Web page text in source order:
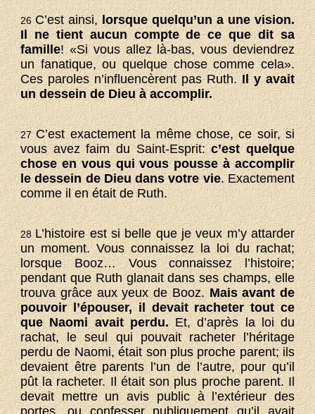
26C’est ainsi,lorsque quelqu’un a une vision.
Il ne tient aucun compte de ce que dit sa
famille! «Si vous allez là-bas, vous deviendrez
un fanatique, ou quelque chose comme cela».
Ces paroles n’influencèrent pas Ruth.Il y avait
un dessein de Dieu à accomplir.
27C’est exactement la même chose, ce soir, si
vous avez faim du Saint-Esprit:c’est quelque
chose en vous qui vous pousse à accomplir
le dessein de Dieu dans votre vie. Exactement
comme il en était de Ruth.
28L’histoire est si belle que je veux m’y attarder
un moment. Vous connaissez la loi du rachat;
lorsque Booz… Vous connaissez l’histoire;
pendant que Ruth glanait dans ses champs, elle
trouva grâce aux yeux de Booz.Mais avant de
pouvoir l’épouser, il devait racheter tout ce
que Naomi avait perdu.Et, d’après la loi du
rachat, le seul qui pouvait racheter l’héritage
perdu de Naomi, était son plus proche parent; ils
devaient être parents l’un de l’autre, pour qu’il
pût la racheter. Il était son plus proche parent. Il
devait mettre un avis public à l’extérieur des